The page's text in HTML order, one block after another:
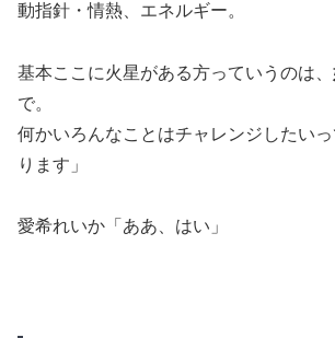
動指針・情熱、エネルギー。
基本ここに火星がある方っていうのは、
で。
何かいろんなことはチャレンジしたい
ります」
愛希れいか「ああ、はい」